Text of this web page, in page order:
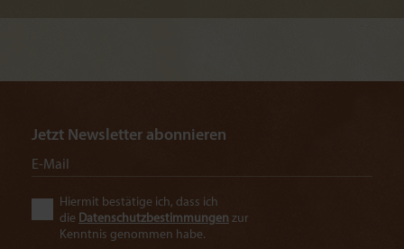
Jetzt Newsletter abonnieren
Hiermit bestätige ich, dass ich
die Datenschutzbestimmungen zur
Kenntnis genommen habe.